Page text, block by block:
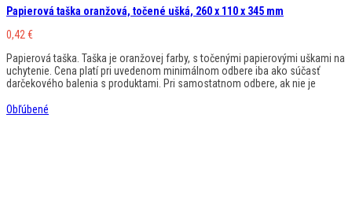
Papierová taška oranžová, točené ušká, 260 x 110 x 345 mm
0,42 €
Papierová taška. Taška je oranžovej farby, s točenými papierovými uškami na
uchytenie. Cena platí pri uvedenom minimálnom odbere iba ako súčasť
darčekového balenia s produktami. Pri samostatnom odbere, ak nie je
Obľúbené